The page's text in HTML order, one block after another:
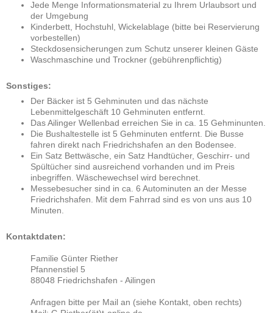
Jede Menge Informationsmaterial zu Ihrem Urlaubsort und
der Umgebung
Kinderbett, Hochstuhl, Wickelablage (bitte bei Reservierung
vorbestellen)
Steckdosensicherungen zum Schutz unserer kleinen Gäste
Waschmaschine und Trockner (gebührenpflichtig)
Sonstiges:
Der Bäcker ist 5 Gehminuten und das nächste
Lebenmittelgeschäft 10 Gehminuten entfernt.
Das Ailinger Wellenbad erreichen Sie in ca. 15 Gehminunten.
Die Bushaltestelle ist 5 Gehminuten entfernt. Die Busse
fahren direkt nach Friedrichshafen an den Bodensee.
Ein Satz Bettwäsche, ein Satz Handtücher, Geschirr- und
Spültücher sind ausreichend vorhanden und im Preis
inbegriffen. Wäschewechsel wird berechnet.
Messebesucher sind in ca. 6 Autominuten an der Messe
Friedrichshafen. Mit dem Fahrrad sind es von uns aus 10
Minuten.
Kontaktdaten:
Familie Günter Riether
Pfannenstiel 5
88048 Friedrichshafen - Ailingen
Anfragen bitte per Mail an (siehe Kontakt, oben rechts)